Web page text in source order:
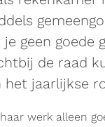
geen goede
de raad
het jaarlijkse
werk alleen